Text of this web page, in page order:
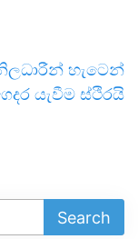
හැටෙන්
යැවීම ස්ථිරයි